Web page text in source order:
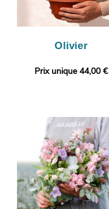
Olivier
Prix unique 44,00 €